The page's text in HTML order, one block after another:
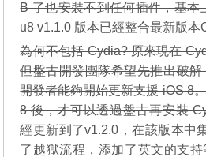
B 了也安裝不到任何插件，基本
u8 v1.1.0 版本已經整合最新版本
為何不包括 Cydia? 原來現在
但盤古開發團隊希望先推出破
開發者能夠開始更新支援 iOS 8
8 後，才可以透過盤古再安裝
經更新到了v1.2.0，在該版本中
了越獄流程，添加了英文的支